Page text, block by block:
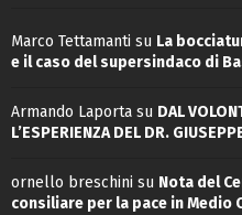
Marco Tettamanti su La
e il caso del supersindaco di
Armando Laporta su DAL
L’ESPERIENZA DEL DR.
ornello breschini su Nota del
consiliare per la pace in